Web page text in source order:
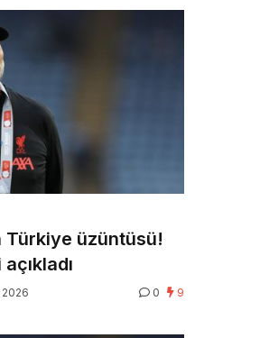
Türkiye üzüntüsü!
2026 0 9